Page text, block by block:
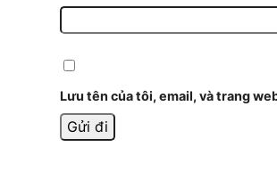
Lưu tên của tôi, email, và trang